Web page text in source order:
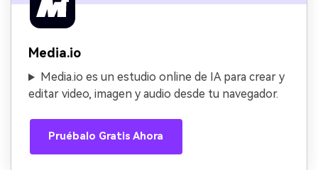
Media.io
Media.io es un estudio online de IA para crear y
editar video, imagen y audio desde tu navegador.
Pruébalo Gratis Ahora